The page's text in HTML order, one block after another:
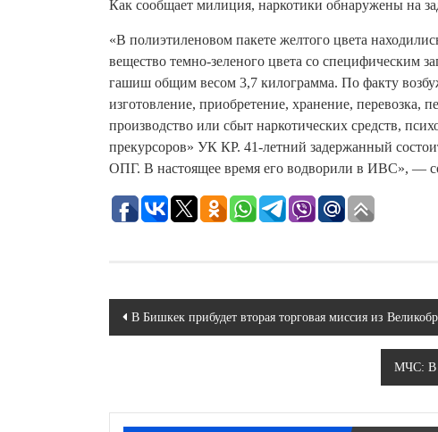
Как сообщает милиция, наркотики обнаружены на
«В полиэтиленовом пакете желтого цвета
вещество темно-зеленого цвета со специфическим
гашиш общим весом 3,7 килограмма. По факту
изготовление, приобретение, хранение, перевозка,
производство или сбыт наркотических средств,
прекурсоров» УК КР. 41-летний задержанный
ОПГ. В настоящее время его водворили в ИВС», —
Навигация
В Бишкек прибудет вторая торговая миссия из
МЧС: В